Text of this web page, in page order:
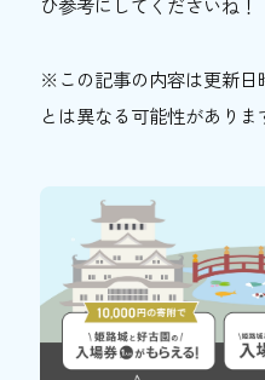
※この記事の内容は更新日
とは異なる可能性がありま